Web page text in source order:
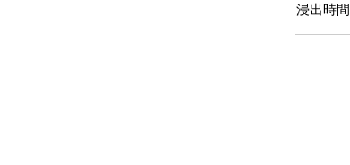
浸出時間